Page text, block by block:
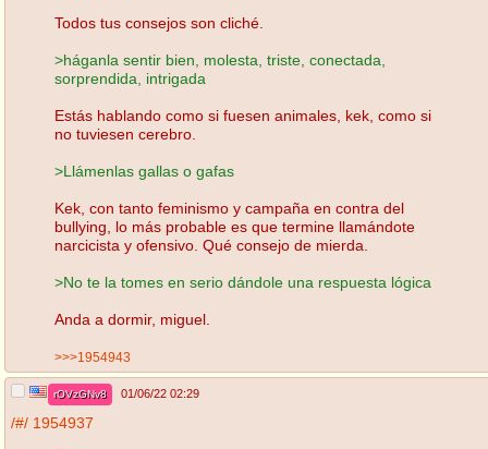
Todos tus consejos son cliché.
>háganla sentir bien, molesta, triste, conectada,
sorprendida, intrigada
Estás hablando como si fuesen animales, kek, como si
no tuviesen cerebro.
>Llámenlas gallas o gafas
Kek, con tanto feminismo y campaña en contra del
bullying, lo más probable es que termine llamándote
narcicista y ofensivo. Qué consejo de mierda.
>No te la tomes en serio dándole una respuesta lógica
Anda a dormir, miguel.
>>>1954943
rOVzGNv8 01/06/22 02:29
/#/ 1954937